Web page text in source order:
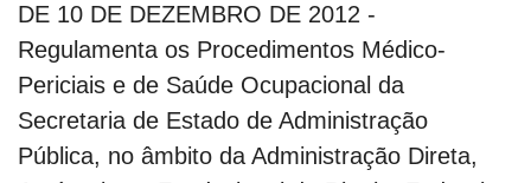
DE 10 DE DEZEMBRO DE 2012 -
Regulamenta os Procedimentos Médico-
Periciais e de Saúde Ocupacional da
Secretaria de Estado de Administração
Pública, no âmbito da Administração Direta,